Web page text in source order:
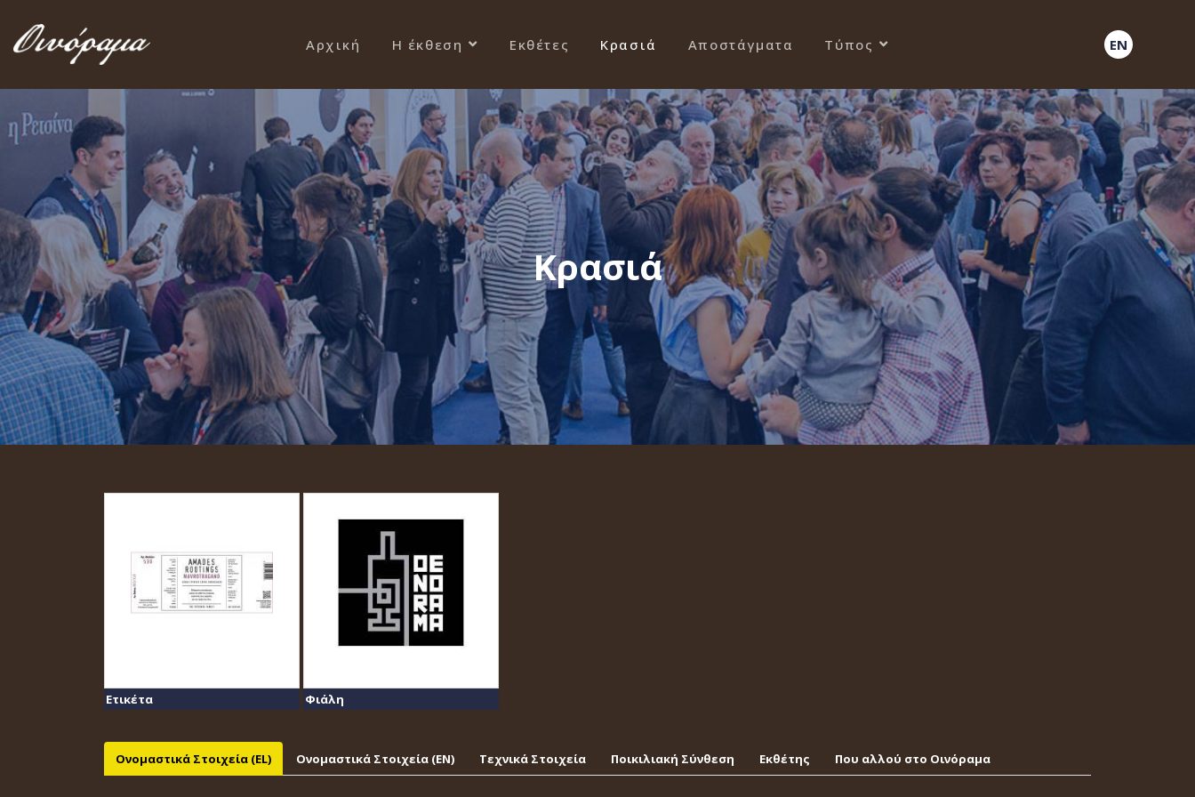
Αρχική Η έκθεση Εκθέτες Κρασιά Αποστάγματα Τύπος EN
Κρασιά
Ετικέτα Φιάλη
Ονομαστικά Στοιχεία (EL) Ονομαστικά Στοιχεία (EΝ) Τεχνικά Στοιχεία Ποικιλιακή Σύνθεση Εκθέτης Που αλλού στο Οινόραμα